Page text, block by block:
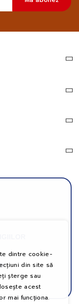
dintre cookie-
din site să
șterge sau
acest
mai funcționa.